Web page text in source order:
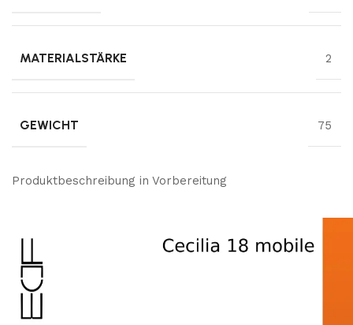
MATERIALSTÄRKE 2
GEWICHT 75
Produktbeschreibung in Vorbereitung